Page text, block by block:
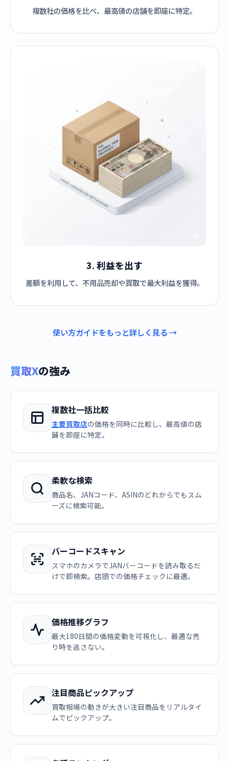
複数社の価格を比べ、最高値の店舗を即座に特定。
3. 利益を出す
差額を利用して、不用品売却や買取で最大利益を獲得。
使い方ガイドをもっと詳しく見る →
買取Xの強み
複数社一括比較
主要買取店の価格を同時に比較し、最高値の店
舗を即座に特定。
柔軟な検索
商品名、JANコード、ASINのどれからでもスム
ーズに検索可能。
バーコードスキャン
スマホのカメラでJANバーコードを読み取るだ
けで即検索。店頭での価格チェックに最適。
価格推移グラフ
最大180日間の価格変動を可視化し、最適な売
り時を逃さない。
注目商品ピックアップ
買取相場の動きが大きい注目商品をリアルタイ
ムでピックアップ。